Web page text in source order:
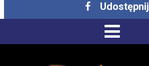
Udostępnij